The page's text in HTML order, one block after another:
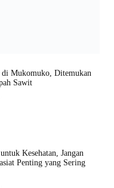
Mukomuko, Ditemukan
Sawit
Kesehatan, Jangan
Penting yang Sering